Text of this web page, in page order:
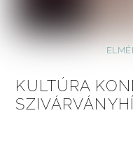
KULTÚRA